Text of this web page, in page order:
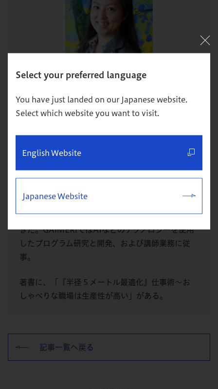
Select your preferred language
You have just landed on our Japanese website.
Select which website you want to visit.
English Website
Japanese Website
佐々木 希世
グロービスAI経営教育研究所（GAiMERi）研究員
グロービスに入社。ビジネスパーソンのより良い
キャリア形成や成長に携わる仕事をやりがいとして
きた。GAiMERiではAIなどのテクノロジーを使用
したプログラム研究と開発、および講師業務に従
事。
著書に、「『半径５メートル最適化』仕事術〜お
しゃべりな職場は生産性が高い」がある。
記事一覧へ戻る